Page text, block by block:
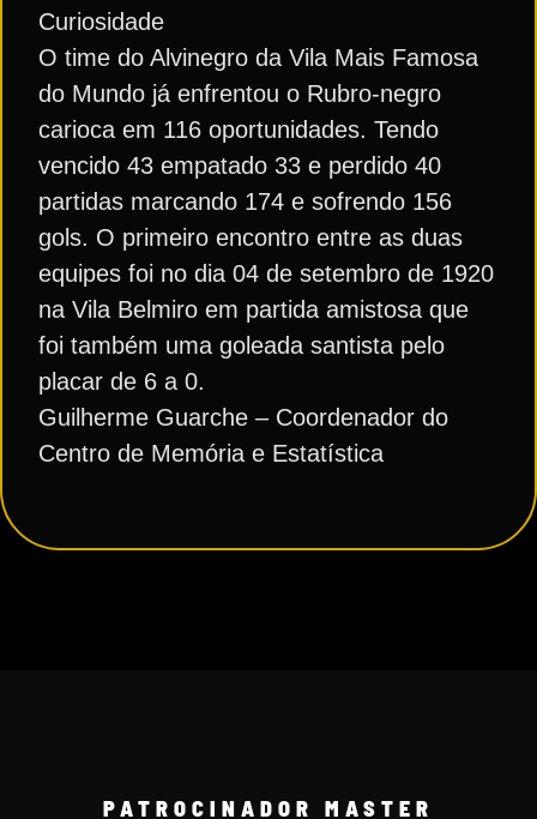
Curiosidade
O time do Alvinegro da Vila Mais Famosa
do Mundo já enfrentou o Rubro-negro
carioca em 116 oportunidades. Tendo
vencido 43 empatado 33 e perdido 40
partidas marcando 174 e sofrendo 156
gols. O primeiro encontro entre as duas
equipes foi no dia 04 de setembro de 1920
na Vila Belmiro em partida amistosa que
foi também uma goleada santista pelo
placar de 6 a 0.
Guilherme Guarche – Coordenador do
Centro de Memória e Estatística
PATROCINADOR MASTER